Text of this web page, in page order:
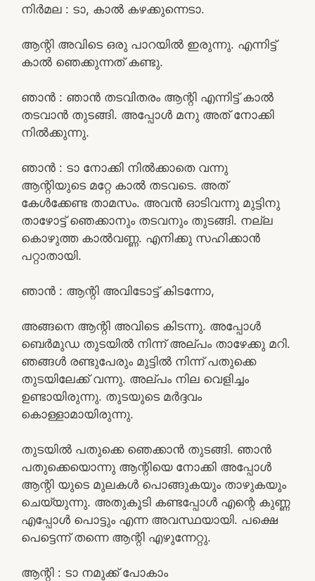
നിർമല : ടാ, കാൽ കഴക്കുന്നെടാ.
ആന്റി അവിടെ ഒരു പാറയിൽ ഇരുന്നു. എന്നിട്ട്
കാൽ ഞെക്കുന്നത് കണ്ടു.
ഞാൻ : ഞാൻ തടവിതരം ആന്റി എന്നിട്ട് കാൽ
തടവാൻ തുടങ്ങി. അപ്പോൾ മനു അത് നോക്കി
നിൽക്കുന്നു.
ഞാൻ : ടാ നോക്കി നിൽക്കാതെ വന്നു
ആന്റിയുടെ മറ്റേ കാൽ തടവടെ. അത്
കേൾക്കേണ്ട താമസം. അവൻ ഓടിവന്നു മുട്ടിനു
താഴോട്ട് ഞെക്കാനും തടവനും തുടങ്ങി. നല്ല
കൊഴുത്ത കാൽവണ്ണ. എനിക്കു സഹിക്കാൻ
പറ്റാതായി.
ഞാൻ : ആന്റി അവിടോട്ട് കിടന്നോ,
അങ്ങനെ ആന്റി അവിടെ കിടന്നു. അപ്പോൾ
ബെർമുഡ തുടയിൽ നിന്ന് അല്പം താഴേക്കു മറി.
ഞങ്ങൾ രണ്ടുപേരും മുട്ടിൽ നിന്ന് പതുക്കെ
തുടയിലേക്ക് വന്നു. അല്പം നില വെളിച്ചം
ഉണ്ടായിരുന്നു. തുടയുടെ മർദ്ദവം
കൊള്ളാമായിരുന്നു.
തുടയിൽ പതുക്കെ ഞെക്കാൻ തുടങ്ങി. ഞാൻ
പതുക്കെയൊന്നു ആന്റിയെ നോക്കി അപ്പോൾ
ആന്റി യുടെ മുലകൾ പൊങ്ങുകയും താഴുകയും
ചെയ്യുന്നു. അതുകൂടി കണ്ടപ്പോൾ എന്റെ കുണ്ണ
എപ്പോൾ പൊട്ടും എന്ന അവസ്ഥയായി. പക്ഷെ
പെട്ടെന്ന് തന്നെ ആന്റി എഴുന്നേറ്റു.
ആന്റി : ടാ നമുക്ക് പോകാം